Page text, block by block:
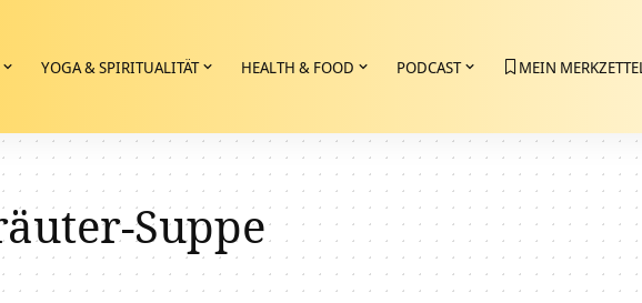
YOGA & SPIRITUALITÄT HEALTH & FOOD PODCAST MEIN
Suppe